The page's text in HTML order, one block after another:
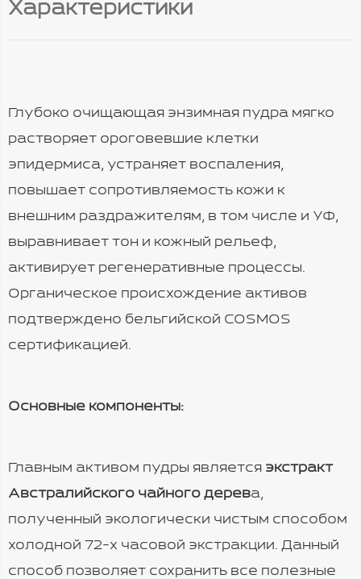
Характеристики
Глубоко очищающая энзимная пудра мягко
растворяет ороговевшие клетки
эпидермиса, устраняет воспаления,
повышает сопротивляемость кожи к
внешним раздражителям, в том числе и УФ,
выравнивает тон и кожный рельеф,
активирует регенеративные процессы.
Органическое происхождение активов
подтверждено бельгийской COSMOS
сертификацией.
Основные компоненты:
Главным активом пудры является экстракт
Австралийского чайного дерева,
полученный экологически чистым способом
холодной 72-х часовой экстракции. Данный
способ позволяет сохранить все полезные